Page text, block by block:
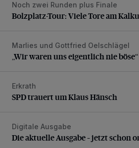
Bolzplatz-Tour: Viele Tore am
Noch zwei Runden plus Finale
Bolzplatz-Tour: Viele Tore am
„Wir waren uns eigentlich nie böse“
Marlies und Gottfried Oelschlägel
„Wir waren uns eigentlich nie böse“
SPD trauert um Klaus Hänsch
Erkrath
SPD trauert um Klaus Hänsch
Die aktuelle Ausgabe – jetzt schon
Digitale Ausgabe
Die aktuelle Ausgabe – jetzt schon